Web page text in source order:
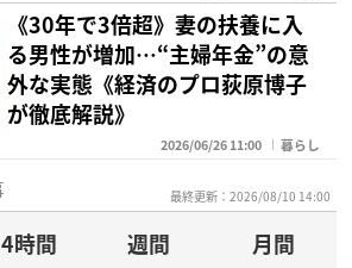
《30年で3倍超》妻の扶養に入
る男性が増加…“主婦年金”の意
外な実態《経済のプロ荻原博子
が徹底解説》
2026/06/26 11:00 暮らし
最終更新：2026/08/10 14:00
時間 週間
月間